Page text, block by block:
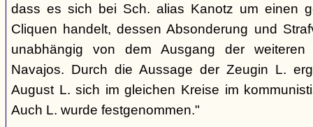
dass es sich bei Sch. alias Kanotz um einen
Cliquen handelt, dessen Absonderung und
unabhängig von dem Ausgang der weiteren
Navajos. Durch die Aussage der Zeugin L.
August L. sich im gleichen Kreise im
Auch L. wurde festgenommen."